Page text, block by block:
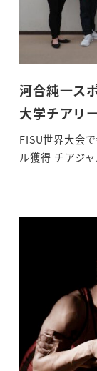
河合純一ス
大学チアリ
FISU世界大会
ル獲得 チアジ